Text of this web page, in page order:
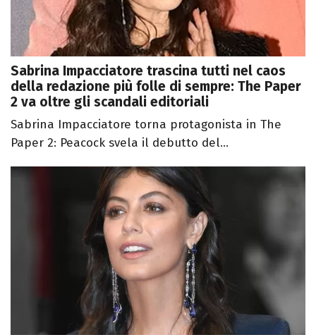
Sabrina Impacciatore trascina tutti nel caos
della redazione più folle di sempre: The Paper
2 va oltre gli scandali editoriali
Sabrina Impacciatore torna protagonista in The
Paper 2: Peacock svela il debutto del...